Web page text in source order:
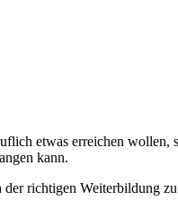
etwas erreichen
kann.
richtigen Weiterbildung